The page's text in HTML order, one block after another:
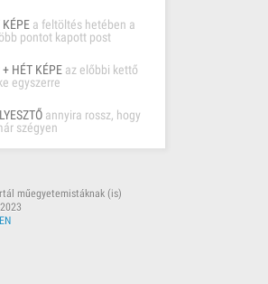
KÉPE a feltöltés hetében a
pontot kapott post
+ HÉT KÉPE az előbbi kettő
egyszerre
annyira rossz, hogy
szégyen
műegyetemistáknak (is)
EN